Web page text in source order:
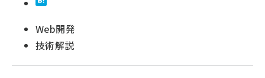
Web開発
技術解説